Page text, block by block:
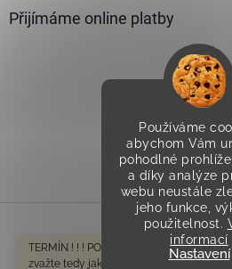
Používáme
abychom Vám
pohodlné
a díky analýze
webu neustále
jeho funkce,
použitelnost.
informací
Nastavení
TERMÍN ! ! ! POZOR V tomto období
zvažte tedy jak na dodání spěcháte.
Přijímáme online platby
Vytvořilo Studio
Vytvořil